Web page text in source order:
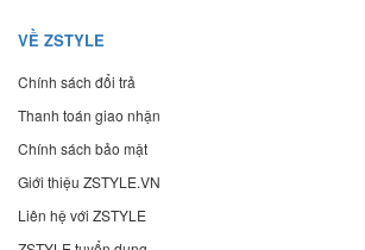
VỀ ZSTYLE
Chính sách đổi trả
Thanh toán giao nhận
Chính sách bảo mật
Giới thiệu ZSTYLE.VN
Liên hệ với ZSTYLE